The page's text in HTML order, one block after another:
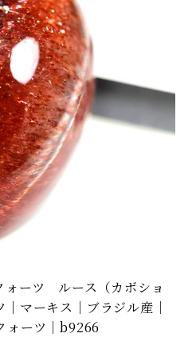
ォーツ ルース（カボショ
マーキス｜ブラジル産｜
ォーツ｜b9266